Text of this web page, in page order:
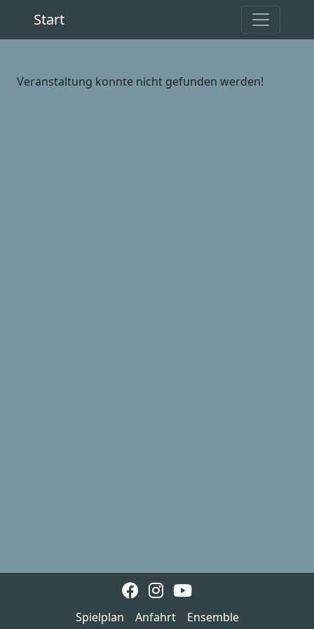
Start
Veranstaltung konnte nicht gefunden werden!
Spielplan Anfahrt Ensemble